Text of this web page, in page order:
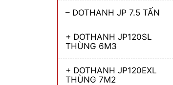
– DOTHANH JP 7.5 TẤN
+ DOTHANH JP120SL
THÙNG 6M3
+ DOTHANH JP120EXL
THÙNG 7M2